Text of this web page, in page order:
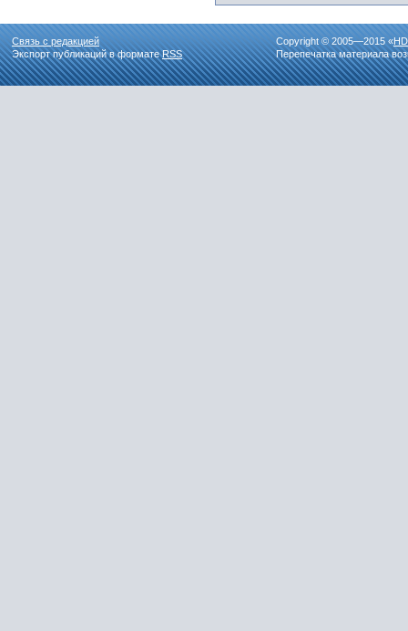
Связь с редакцией
Экспорт публикаций в форматеRSS
Copyright © 2005—2015 «
Перепечатка материала